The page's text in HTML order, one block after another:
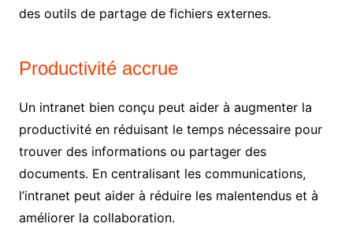
des outils de partage de fichiers externes.
Productivité accrue
Un intranet bien conçu peut aider à augmenter la
productivité en réduisant le temps nécessaire pour
trouver des informations ou partager des
documents. En centralisant les communications,
l’intranet peut aider à réduire les malentendus et à
améliorer la collaboration.